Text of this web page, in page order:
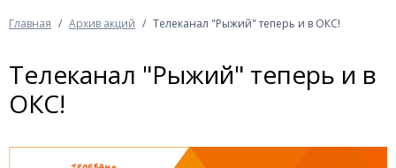
Для бизнеса
Новости
Главная / Архив акций / Телеканал "Рыжий" теперь и в ОКС!
Телеканал "Рыжий" теперь и в
ОКС!